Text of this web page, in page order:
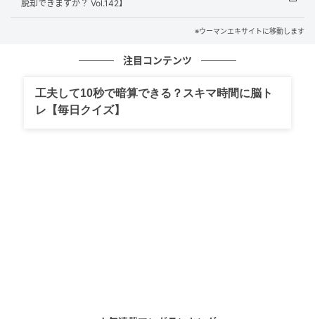
脱却できますか？ Vol.142】
※ウーマンエキサイトに移動します
注目コンテンツ
工夫して10秒で暗算できる？スキマ時間に脳ト
レ【毎日クイズ】